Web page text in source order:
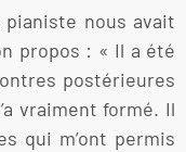
nous avait
propos : « Il a été
postérieures
vraiment formé. Il
qui m’ont permis